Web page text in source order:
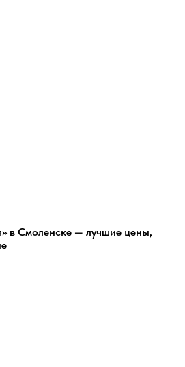
в Смоленске — лучшие цены,